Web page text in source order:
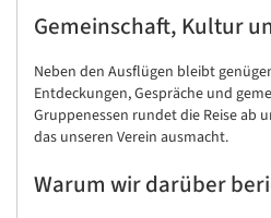
Gemeinschaft, Kultur
Neben den Ausflügen bleibt
Entdeckungen, Gespräche und
Gruppenessen rundet die Reise ab
das unseren Verein ausmacht.
Warum wir darüber